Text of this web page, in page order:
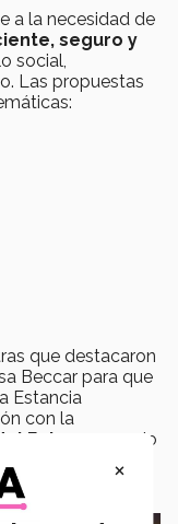
a la necesidad de
seguro y
social,
Las propuestas
que destacaron
Beccar para que
Estancia
con la
Futuro
, espacio
×